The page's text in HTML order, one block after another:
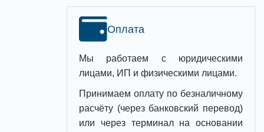
Оплата
Мы работаем с юридическими
лицами, ИП и физическими лицами.
Принимаем оплату по безналичному
расчёту (через банковский перевод)
или через терминал на основании